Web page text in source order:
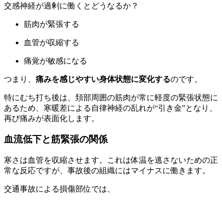
交感神経が過剰に働くとどうなるか？
筋肉が緊張する
血管が収縮する
痛覚が敏感になる
つまり、 痛みを感じやすい身体状態に変化するのです。
特にむち打ち後は、頚部周囲の筋肉が常に軽度の緊張状態に
あるため、寒暖差による自律神経の乱れが“引き金”となり、
再び痛みが表面化します。
血流低下と筋緊張の関係
寒さは血管を収縮させます。これは体温を逃さないための正
常な反応ですが、事故後の組織にはマイナスに働きます。
交通事故による損傷部位では、